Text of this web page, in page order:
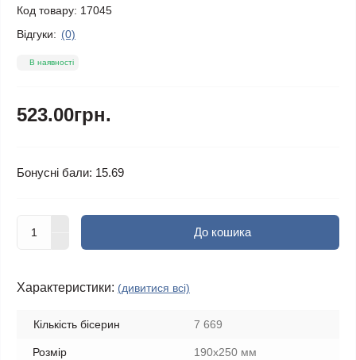
Код товару: 17045
Відгуки: (0)
В наявності
523.00грн.
Бонусні бали: 15.69
До кошика
Характеристики: (дивитися всі)
Кількість бісерин 7 669
Розмір 190х250 мм